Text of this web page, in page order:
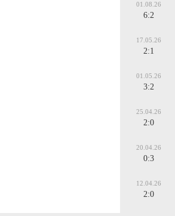
01.08.26
6:2
17.05.26
2:1
01.05.26
3:2
25.04.26
2:0
20.04.26
0:3
12.04.26
2:0